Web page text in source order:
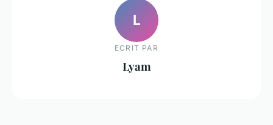
L
ECRIT PAR
Lyam